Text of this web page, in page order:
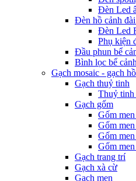
Đèn Led
Đèn hồ cảnh
Đèn Led
Phụ kiện
Đầu phun bể
Bình lọc bể cảnh
Gạch mosaic - gạch
Gạch thuỷ tinh
Thuỷ tinh
Gạch gốm
Gốm
Gốm men
Gốm men
Gốm men
Gạch trang trí
Gạch xà cừ
Gạch men